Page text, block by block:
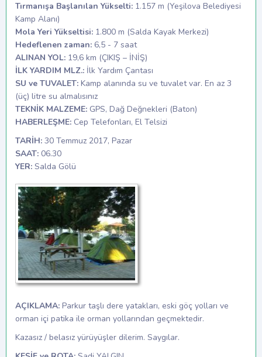
Tırmanışa Başlanılan Yükselti: 1.157 m (Yeşilova Belediyesi
Kamp Alanı)
Mola Yeri Yükseltisi: 1.800 m (Salda Kayak Merkezi)
Hedeflenen zaman: 6,5 - 7 saat
ALINAN YOL: 19,6 km (ÇIKIŞ – İNİŞ)
İLK YARDIM MLZ.: İlk Yardım Çantası
SU ve TUVALET: Kamp alanında su ve tuvalet var. En az 3
(üç) litre su almalısınız
TEKNİK MALZEME: GPS, Dağ Değnekleri (Baton)
HABERLEŞME: Cep Telefonları, El Telsizi
TARİH: 30 Temmuz 2017, Pazar
SAAT: 06.30
YER: Salda Gölü
AÇIKLAMA: Parkur taşlı dere yatakları, eski göç yolları ve
orman içi patika ile orman yollarından geçmektedir.
Kazasız / belasız yürüyüşler dilerim. Saygılar.